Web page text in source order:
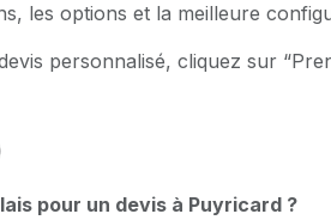
les options et la meilleure
personnalisé, cliquez sur
pour un devis à Puyricard ?